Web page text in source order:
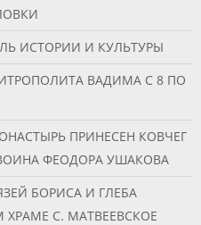
ИСТОРИИ И КУЛЬТУРЫ
ВАДИМА С 8 ПО
ПРИНЕСЕН КОВЧЕГ
ФЕОДОРА УШАКОВА
БОРИСА И ГЛЕБА
С. МАТВЕЕВСКОЕ